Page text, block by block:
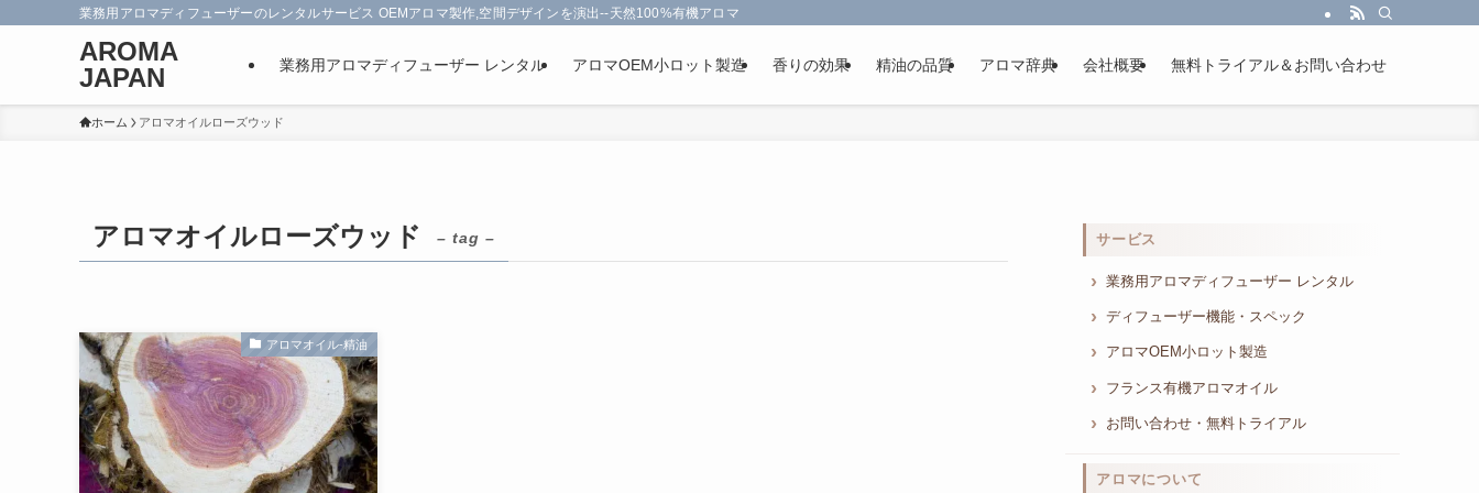
業務用アロマディフューザーのレンタルサービス OEMアロマ製作,空間デザインを演出--天然100%有機アロマオイルを使用-フランス政府認定
AROMA
JAPAN
業務用アロマディフューザー レンタル アロマOEM小ロット製造 香りの効果 精油の品質 アロマ辞典 会社概要 無料トライアル＆お問い合わせ
ホーム アロマオイルローズウッド
アロマオイルローズウッド – tag –
アロマオイル-精油
サービス
業務用アロマディフューザー レンタル
ディフューザー機能・スペック
アロマOEM小ロット製造
フランス有機アロマオイル
お問い合わせ・無料トライアル
アロマについて